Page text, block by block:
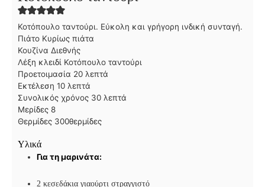
Κοτόπουλο ταντούρι. Εύκολη και γρήγορη ινδική συνταγή.
Πιάτο Κυρίως πιάτα
Κουζίνα Διεθνής
Λέξη κλειδί Κοτόπουλο ταντούρι
Προετοιμασία 20λ
ε
π
ά
λεπτά
Εκτέλεση 10λ
ε
τ
λεπτά
Συνολικός χρόνος 30λ
π
λεπτά
Μερίδες 8
Θερμίδες 300θερμίδες
Υλικά
Για τη μαρινάτα:
2 κεσεδάκια γιαούρτι στραγγιστό